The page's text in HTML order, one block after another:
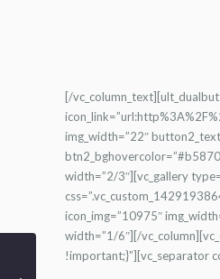
[/
img_width=”22″
width=”2/3″][vc_gallery
icon_img=”10975″
width=”1/6″][/
!important;}”][vc_separator